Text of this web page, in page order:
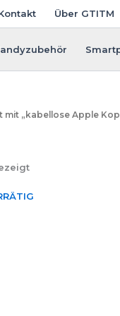
Über GTITM
„kabellose Apple